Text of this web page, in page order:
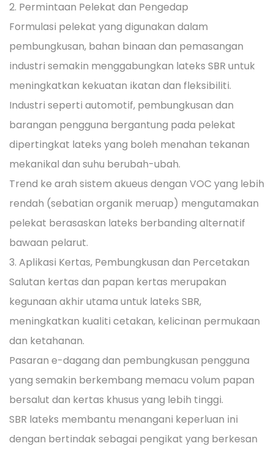
2. Permintaan Pelekat dan Pengedap
Formulasi pelekat yang digunakan dalam
pembungkusan, bahan binaan dan pemasangan
industri semakin menggabungkan lateks SBR untuk
meningkatkan kekuatan ikatan dan fleksibiliti.
Industri seperti automotif, pembungkusan dan
barangan pengguna bergantung pada pelekat
dipertingkat lateks yang boleh menahan tekanan
mekanikal dan suhu berubah-ubah.
Trend ke arah sistem akueus dengan VOC yang lebih
rendah (sebatian organik meruap) mengutamakan
pelekat berasaskan lateks berbanding alternatif
bawaan pelarut.
3. Aplikasi Kertas, Pembungkusan dan Percetakan
Salutan kertas dan papan kertas merupakan
kegunaan akhir utama untuk lateks SBR,
meningkatkan kualiti cetakan, kelicinan permukaan
dan ketahanan.
Pasaran e-dagang dan pembungkusan pengguna
yang semakin berkembang memacu volum papan
bersalut dan kertas khusus yang lebih tinggi.
SBR lateks membantu menangani keperluan ini
dengan bertindak sebagai pengikat yang berkesan